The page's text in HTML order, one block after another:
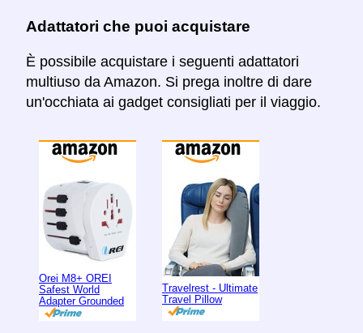
Adattatori che puoi acquistare
È possibile acquistare i seguenti adattatori
multiuso da Amazon. Si prega inoltre di dare
un'occhiata ai gadget consigliati per il viaggio.
Orei M8+ OREI
Safest World
Adapter Grounded
Travelrest - Ultimate
Travel Pillow